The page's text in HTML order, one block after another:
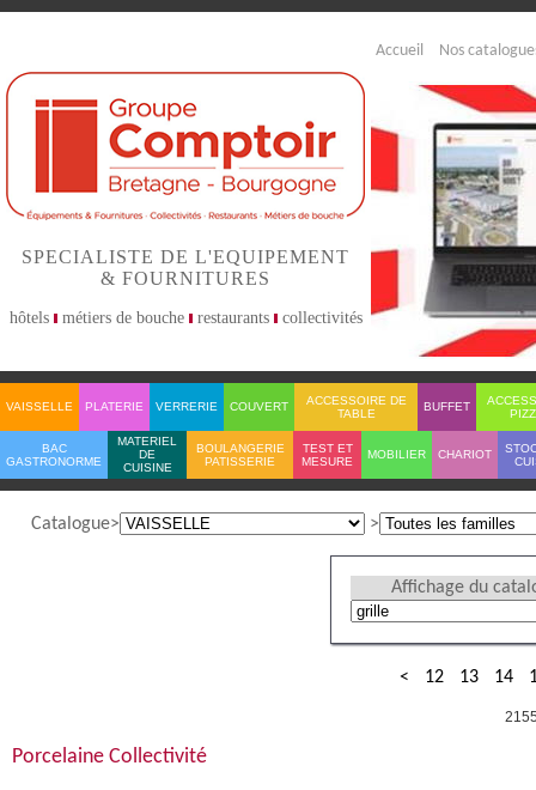
Accueil Nos
SPECIALISTE DE L'EQUIPEMENT
& FOURNITURES
hôtels métiers de bouche restaurants collectivités
VAISSELLE PLATERIE VERRERIE COUVERT
ACCESSOIRE DE
TABLE
BUFFET
BAC
GASTRONORME
MATERIEL
DE
CUISINE
BOULANGERIE
PATISSERIE
TEST ET
MESURE
MOBILIER CHARIOT
Catalogue
Affichage du
< 12 13 14
Porcelaine Collectivité